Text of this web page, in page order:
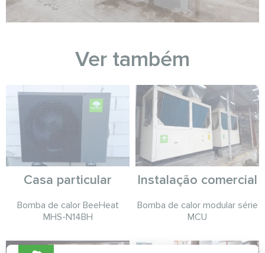
Ver também
Casa particular
Bomba de calor BeeHeat
MHS-N14BH
Instalação comercial
Bomba de calor modular série
MCU